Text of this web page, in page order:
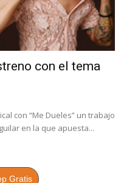
con el tema
con “Me Dueles” un trabajo
en la que apuesta...
Gratis